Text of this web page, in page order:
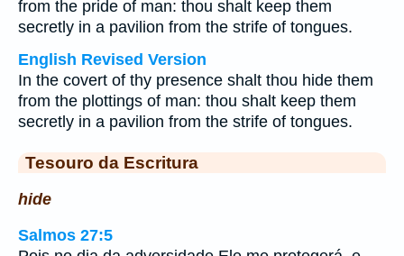
from the pride of man: thou shalt keep them
secretly in a pavilion from the strife of tongues.
English Revised Version
In the covert of thy presence shalt thou hide them
from the plottings of man: thou shalt keep them
secretly in a pavilion from the strife of tongues.
Tesouro da Escritura
hide
Salmos 27:5